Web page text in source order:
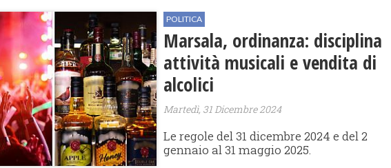
POLITICA
Marsala, ordinanza: disciplina
attività musicali e vendita di
alcolici
Martedì, 31 Dicembre 2024
Le regole del 31 dicembre 2024 e del 2
gennaio al 31 maggio 2025.